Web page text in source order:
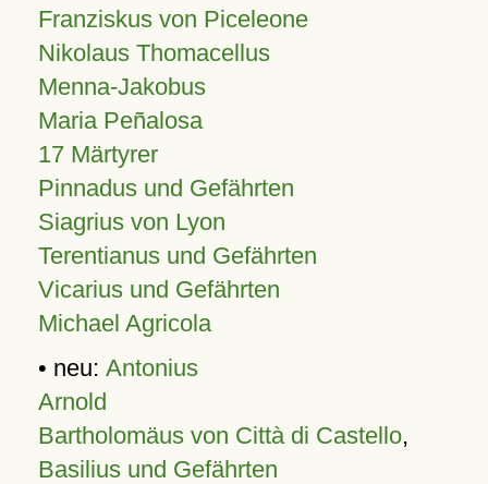
Franziskus von Piceleone
Nikolaus Thomacellus
Menna-Jakobus
Maria Peñalosa
17 Märtyrer
Pinnadus und Gefährten
Siagrius von Lyon
Terentianus und Gefährten
Vicarius und Gefährten
Michael Agricola
• neu: Antonius
Arnold
Bartholomäus von Città di Castello,
Basilius und Gefährten